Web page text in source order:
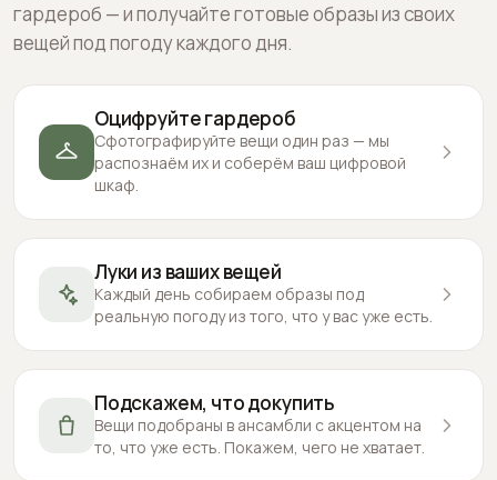
гардероб — и получайте готовые образы из своих
вещей под погоду каждого дня.
Оцифруйте гардероб
Сфотографируйте вещи один раз — мы
распознаём их и соберём ваш цифровой
шкаф.
Луки из ваших вещей
Каждый день собираем образы под
реальную погоду из того, что у вас уже есть.
Подскажем, что докупить
Вещи подобраны в ансамбли с акцентом на
то, что уже есть. Покажем, чего не хватает.